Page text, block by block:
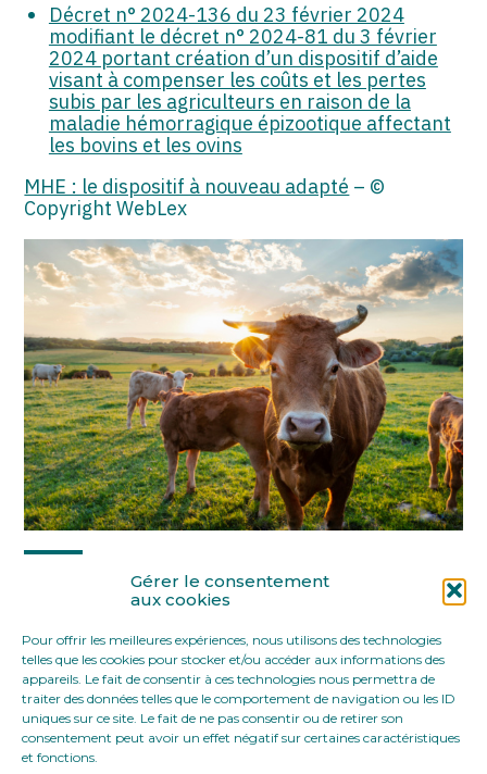
Gérer le consentement
aux cookies
Pour offrir les meilleures expériences, nous utilisons des technologies
telles que les cookies pour stocker et/ou accéder aux informations des
appareils. Le fait de consentir à ces technologies nous permettra de
traiter des données telles que le comportement de navigation ou les ID
uniques sur ce site. Le fait de ne pas consentir ou de retirer son
consentement peut avoir un effet négatif sur certaines caractéristiques
et fonctions.
Décret n° 2024-136 du 23 février 2024
modifiant le décret n° 2024-81 du 3 février
2024 portant création d’un dispositif d’aide
visant à compenser les coûts et les pertes
subis par les agriculteurs en raison de la
maladie hémorragique épizootique affectant
les bovins et les ovins
MHE : le dispositif à nouveau adapté – ©
Copyright WebLex
FaceBook
TwitterLinkedIn